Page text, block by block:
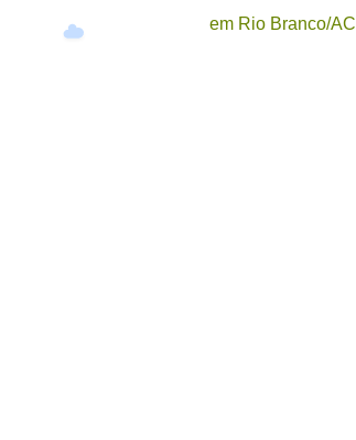
em Rio Branco/AC